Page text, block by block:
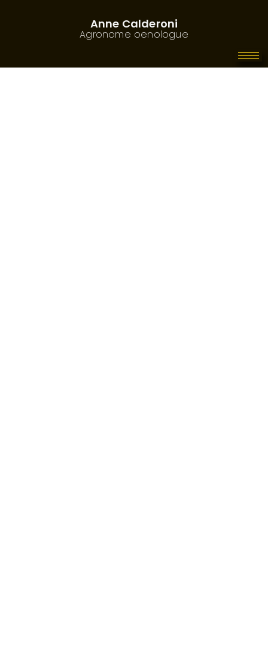
Anne Calderoni
Agronome oenologue